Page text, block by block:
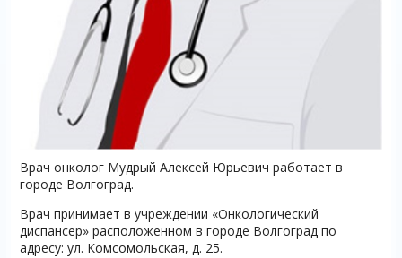
Врач онколог Мудрый Алексей Юрьевич работает в
городе Волгоград.
Врач принимает в учреждении «Онкологический
диспансер» расположенном в городе Волгоград по
адресу: ул. Комсомольская, д. 25.